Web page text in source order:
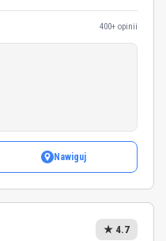
400+ opinii
Nawiguj
★ 4.7